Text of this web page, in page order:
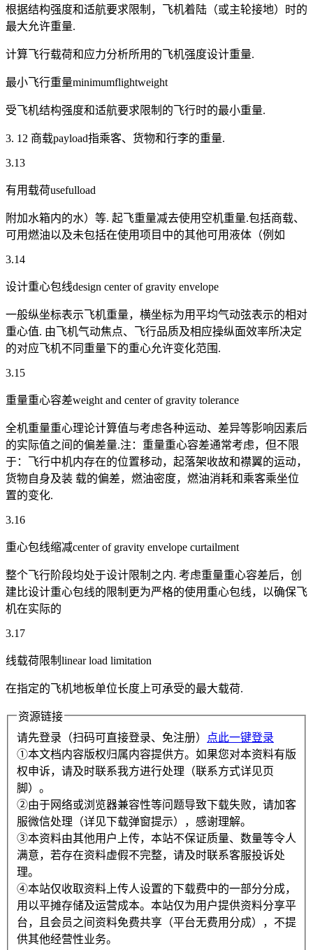
根据结构强度和适航要求限制，飞机着陆（或主轮接地）时的
最大允许重量.
计算飞行载荷和应力分析所用的飞机强度设计重量.
最小飞行重量minimumflightweight
受飞机结构强度和适航要求限制的飞行时的最小重量.
3. 12 商载payload指乘客、货物和行李的重量.
3.13
有用载荷usefulload
附加水箱内的水）等. 起飞重量减去使用空机重量.包括商载、
可用燃油以及未包括在使用项目中的其他可用液体（例如
3.14
设计重心包线design center of gravity envelope
一般纵坐标表示飞机重量，横坐标为用平均气动弦表示的相对
重心值. 由飞机气动焦点、飞行品质及相应操纵面效率所决定
的对应飞机不同重量下的重心允许变化范围.
3.15
重量重心容差weight and center of gravity tolerance
全机重量重心理论计算值与考虑各种运动、差异等影响因素后
的实际值之间的偏差量.注：重量重心容差通常考虑，但不限
于：飞行中机内存在的位置移动，起落架收故和襟翼的运动，
货物自身及装 载的偏差，燃油密度，燃油消耗和乘客乘坐位
置的变化.
3.16
重心包线缩减center of gravity envelope curtailment
整个飞行阶段均处于设计限制之内. 考虑重量重心容差后，创
建比设计重心包线的限制更为严格的使用重心包线，以确保飞
机在实际的
3.17
线载荷限制linear load limitation
在指定的飞机地板单位长度上可承受的最大载荷.
资源链接
请先登录（扫码可直接登录、免注册）
点此一键登录
①本文档内容版权归属内容提供方。如果您对本资料有版
权申诉，请及时联系我方进行处理（联系方式详见页
脚）。
②由于网络或浏览器兼容性等问题导致下载失败，请加客
服微信处理（详见下载弹窗提示），感谢理解。
③本资料由其他用户上传，本站不保证质量、数量等令人
满意，若存在资料虚假不完整，请及时联系客服投诉处
理。
④本站仅收取资料上传人设置的下载费中的一部分分成，
用以平摊存储及运营成本。本站仅为用户提供资料分享平
台，且会员之间资料免费共享（平台无费用分成），不提
供其他经营性业务。